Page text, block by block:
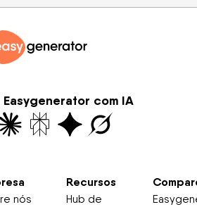
Easygenerator com IA
nós
Recursos
Hub de